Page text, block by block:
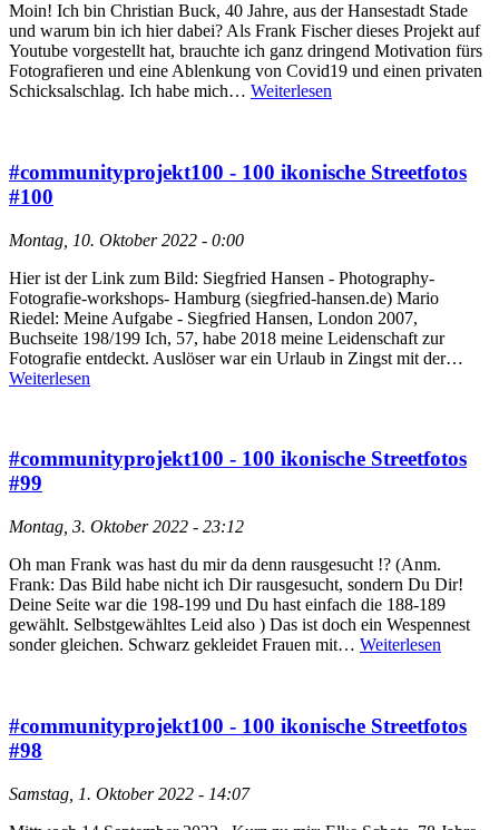
Moin! Ich bin Christian Buck, 40 Jahre, aus der Hansestadt Stade
und warum bin ich hier dabei? Als Frank Fischer dieses Projekt auf
Youtube vorgestellt hat, brauchte ich ganz dringend Motivation fürs
Fotografieren und eine Ablenkung von Covid19 und einen privaten
Schicksalschlag. Ich habe mich… Weiterlesen
#communityprojekt100 - 100 ikonische Streetfotos
#100
Montag, 10. Oktober 2022 - 0:00
Hier ist der Link zum Bild: Siegfried Hansen - Photography-
Fotografie-workshops- Hamburg (siegfried-hansen.de) Mario
Riedel: Meine Aufgabe - Siegfried Hansen, London 2007,
Buchseite 198/199 Ich, 57, habe 2018 meine Leidenschaft zur
Fotografie entdeckt. Auslöser war ein Urlaub in Zingst mit der…
Weiterlesen
#communityprojekt100 - 100 ikonische Streetfotos
#99
Montag, 3. Oktober 2022 - 23:12
Oh man Frank was hast du mir da denn rausgesucht !? (Anm.
Frank: Das Bild habe nicht ich Dir rausgesucht, sondern Du Dir!
Deine Seite war die 198-199 und Du hast einfach die 188-189
gewählt. Selbstgewähltes Leid also ) Das ist doch ein Wespennest
sonder gleichen. Schwarz gekleidet Frauen mit… Weiterlesen
#communityprojekt100 - 100 ikonische Streetfotos
#98
Samstag, 1. Oktober 2022 - 14:07